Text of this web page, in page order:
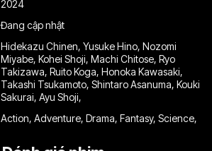
Tập 23 Tập 24
Tập 26
Tập 29 Tập 30
2024
Đang cập nhật
Hidekazu Chinen, Yusuke Hino, Nozomi
Miyabe, Kohei Shoji, Machi Chitose, Ryo
Takizawa, Ruito Koga, Honoka Kawasaki,
Takashi Tsukamoto, Shintaro Asanuma, Kouki
Sakurai, Ayu Shoji,
Action, Adventure, Drama, Fantasy, Science,